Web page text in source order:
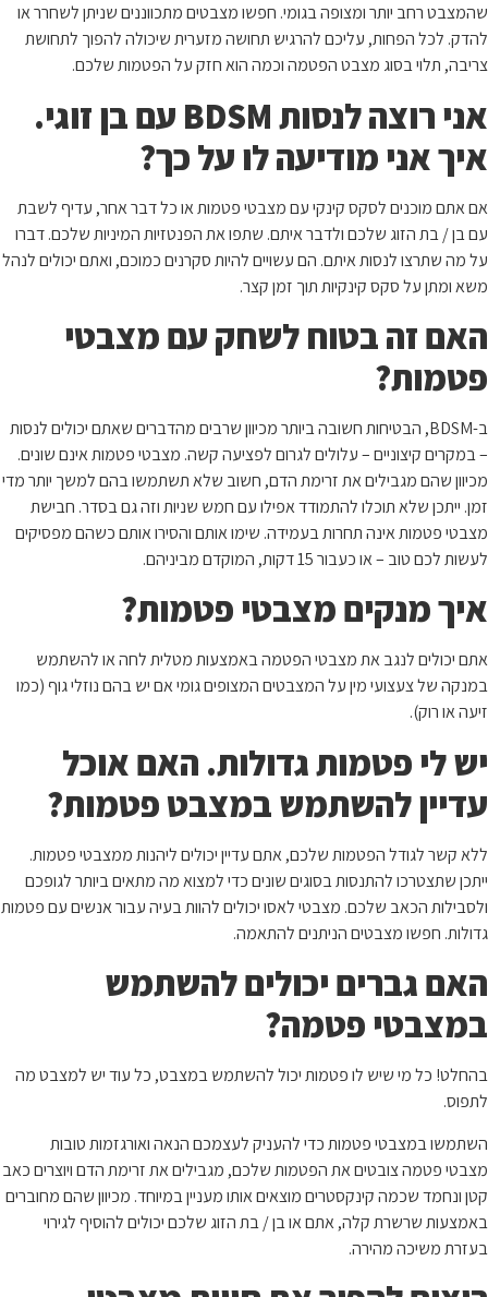
שהמצבט רחב יותר ומצופה בגומי. חפשו מצבטים מתכווננים שניתן לשחרר או
להדק. לכל הפחות, עליכם להרגיש תחושה מזערית שיכולה להפוך לתחושת
צריבה, תלוי בסוג מצבט הפטמה וכמה הוא חזק על הפטמות שלכם.
אני רוצה לנסות BDSM עם בן זוגי.
איך אני מודיעה לו על כך?
אם אתם מוכנים לסקס קינקי עם מצבטי פטמות או כל דבר אחר, עדיף לשבת
עם בן / בת הזוג שלכם ולדבר איתם. שתפו את הפנטזיות המיניות שלכם. דברו
על מה שתרצו לנסות איתם. הם עשויים להיות סקרנים כמוכם, ואתם יכולים לנהל
משא ומתן על סקס קינקיות תוך זמן קצר.
האם זה בטוח לשחק עם מצבטי
פטמות?
ב-BDSM, הבטיחות חשובה ביותר מכיוון שרבים מהדברים שאתם יכולים לנסות
– במקרים קיצוניים – עלולים לגרום לפציעה קשה. מצבטי פטמות אינם שונים.
מכיוון שהם מגבילים את זרימת הדם, חשוב שלא תשתמשו בהם למשך יותר מדי
זמן. ייתכן שלא תוכלו להתמודד אפילו עם חמש שניות וזה גם בסדר. חבישת
מצבטי פטמות אינה תחרות בעמידה. שימו אותם והסירו אותם כשהם מפסיקים
לעשות לכם טוב – או כעבור 15 דקות, המוקדם מביניהם.
איך מנקים מצבטי פטמות?
אתם יכולים לנגב את מצבטי הפטמה באמצעות מטלית לחה או להשתמש
במנקה של צעצועי מין על המצבטים המצופים גומי אם יש בהם נוזלי גוף (כמו
זיעה או רוק).
יש לי פטמות גדולות. האם אוכל
עדיין להשתמש במצבט פטמות?
ללא קשר לגודל הפטמות שלכם, אתם עדיין יכולים ליהנות ממצבטי פטמות.
ייתכן שתצטרכו להתנסות בסוגים שונים כדי למצוא מה מתאים ביותר לגופכם
ולסבילות הכאב שלכם. מצבטי לאסו יכולים להוות בעיה עבור אנשים עם פטמות
גדולות. חפשו מצבטים הניתנים להתאמה.
האם גברים יכולים להשתמש
במצבטי פטמה?
בהחלט! כל מי שיש לו פטמות יכול להשתמש במצבט, כל עוד יש למצבט מה
לתפוס.
השתמשו במצבטי פטמות כדי להעניק לעצמכם הנאה ואורגזמות טובות
מצבטי פטמה צובטים את הפטמות שלכם, מגבילים את זרימת הדם ויוצרים כאב
קטן ונחמד שכמה קינקסטרים מוצאים אותו מעניין במיוחד. מכיוון שהם מחוברים
באמצעות שרשרת קלה, אתם או בן / בת הזוג שלכם יכולים להוסיף לגירוי
בעזרת משיכה מהירה.